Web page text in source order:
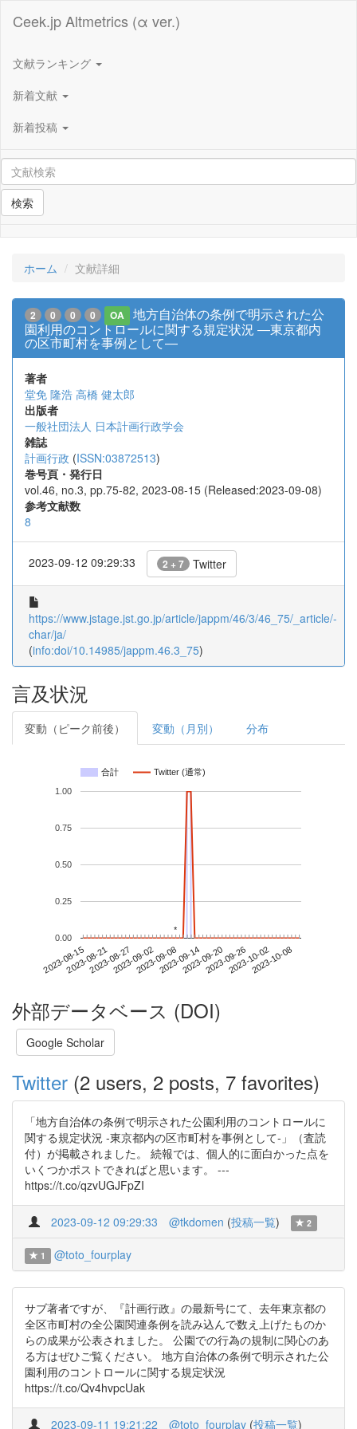
Ceek.jp Altmetrics (α ver.)
文献ランキング
新着文献
新着投稿
検索
ホーム 文献詳細
2 0 0 0 OA
地方自治体の条例で明示された公
園利用のコントロールに関する規定状況 ―東京都内
の区市町村を事例として―
著者
堂免 隆浩 高橋 健太郎
出版者
一般社団法人 日本計画行政学会
雑誌
計画行政 (ISSN:03872513)
巻号頁・発行日
vol.46, no.3, pp.75-82, 2023-08-15 (Released:2023-09-08)
参考文献数
8
2023-09-12 09:29:33 2 + 7 Twitter
https://www.jstage.jst.go.jp/article/jappm/46/3/46_75/_article/-
char/ja/
(info:doi/10.14985/jappm.46.3_75)
言及状況
変動（ピーク前後） 変動（月別） 分布
合計 Twitter (通常)
2023-08-152023-08-212023-08-272023-09-022023-09-082023-09-142023-09-202023-09-262023-10-022023-10-08
0.00
0.25
0.50
0.75
1.00
**
外部データベース (DOI)
Google Scholar
Twitter (2 users, 2 posts, 7 favorites)
「地方自治体の条例で明示された公園利用のコントロールに
関する規定状況 ‐東京都内の区市町村を事例として‐」（査読
付）が掲載されました。 続報では、個人的に面白かった点を
いくつかポストできればと思います。 ---
https://t.co/qzvUGJFpZI
2023-09-12 09:29:33 @tkdomen (投稿一覧) 2
1 @toto_fourplay
サブ著者ですが、『計画行政』の最新号にて、去年東京都の
全区市町村の全公園関連条例を読み込んで数え上げたものか
らの成果が公表されました。 公園での行為の規制に関心のあ
る方はぜひご覧ください。 地方自治体の条例で明示された公
園利用のコントロールに関する規定状況
https://t.co/Qv4hvpcUak
2023-09-11 19:21:22 @toto_fourplay (投稿一覧)